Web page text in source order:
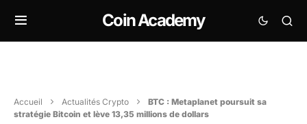
Coin Academy
Accueil Actualités Crypto
BTC : Metaplanet poursuit sa
stratégie Bitcoin et lève 13,35 millions de dollars